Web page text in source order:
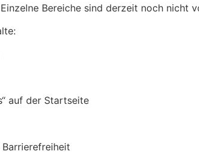
Bereiche sind derzeit noch nicht
auf der Startseite